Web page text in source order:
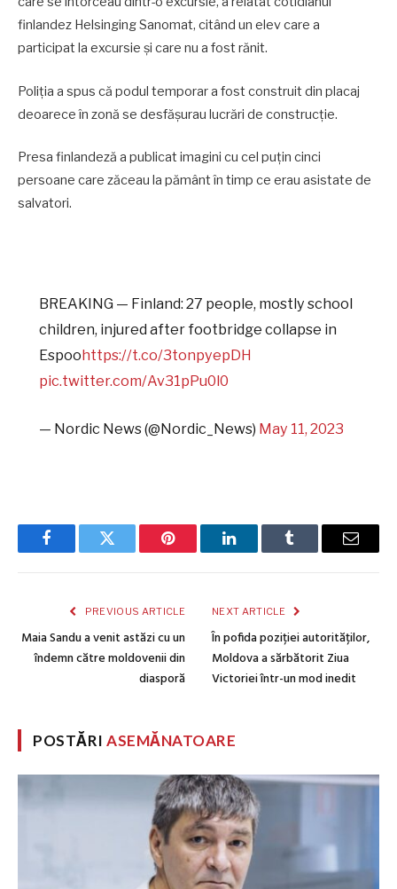
finlandez Helsinging Sanomat, citând un elev care a
participat la excursie și care nu a fost rănit.
Poliția a spus că podul temporar a fost construit din placaj
deoarece în zonă se desfășurau lucrări de construcție.
Presa finlandeză a publicat imagini cu cel puțin cinci
persoane care zăceau la pământ în timp ce erau asistate de
salvatori.
BREAKING — Finland: 27 people, mostly school
children, injured after footbridge collapse in
Espoohttps://t.co/3tonpyepDH
pic.twitter.com/Av31pPu0l0
— Nordic News (@Nordic_News) May 11, 2023
FacebookTwitter Pinterest LinkedInTumblr Email
PREVIOUS ARTICLE
Maia Sandu a venit astăzi cu un
îndemn către moldovenii din
diasporă
NEXT ARTICLE
În pofida poziției autorităților,
Moldova a sărbătorit Ziua
Victoriei într-un mod inedit
POSTĂRIASEMĂNATOARE